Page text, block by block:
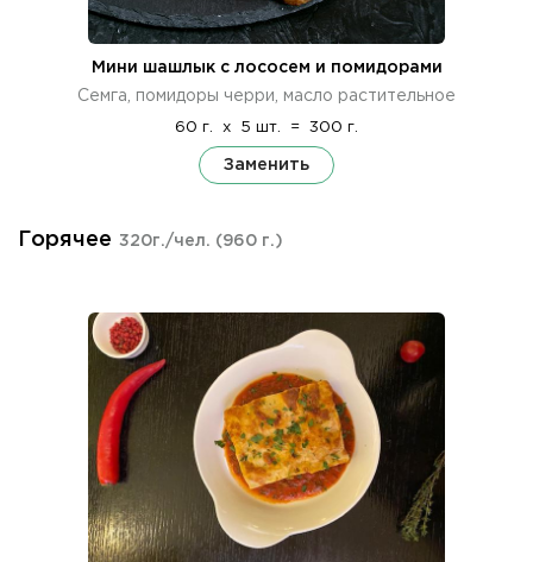
Мини шашлык с лососем и помидорами
Семга, помидоры черри, масло растительное
60 г. x 5 шт. = 300 г.
Заменить
Горячее 320г./чел. (960 г.)